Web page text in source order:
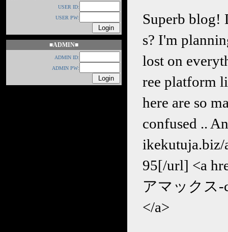
USER ID:
USER PW:
■ADMIN■
ADMIN ID:
ADMIN PW:
Superb blog!
s? I'm
lost on
ree platform
here are so
confused ..
95[/url] <a
アマックス-
</a>